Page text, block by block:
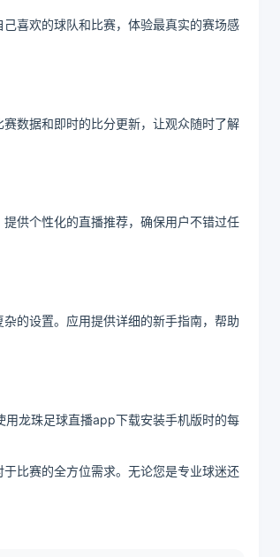
喜欢的球队和比赛，体验最真实的赛场感
数据和即时的比分更新，让观众随时了解
供个性化的直播推荐，确保用户不错过任
的设置。应用提供详细的新手指南，帮助
用龙珠足球直播app下载安装手机版时的每
比赛的全方位需求。无论您是专业球迷还